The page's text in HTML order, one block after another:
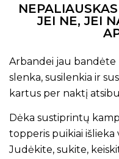
JEI NE, JEI
Arbandei jau
slenka, susilenkia ir
kartus per naktį
Dėka sustiprintų
topperis puikiai
Judėkite, sukite,